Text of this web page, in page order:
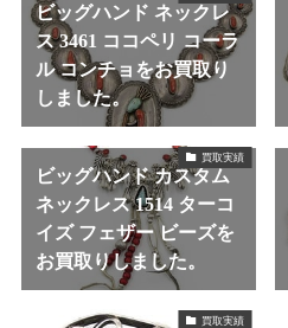
ビッグハンド ネックレ
ス 3461 ココペリ コーラ
ル コンチョをお買取り
しました。
買取実績
ビッグハンド カスタム
ネックレス 1514 ターコ
イズ フェザー ビーズを
お買取りしました。
買取実績